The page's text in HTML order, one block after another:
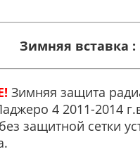
Зимняя вставка :
Зимняя защита
4 2011-2014
защитной сетки